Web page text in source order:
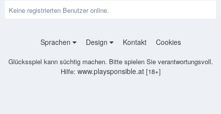
Keine registrierten Benutzer online.
Sprachen Design Kontakt Cookies
Glücksspiel kann süchtig machen. Bitte spielen Sie verantwortungsvoll.
Hilfe: www.playsponsible.at[18+]